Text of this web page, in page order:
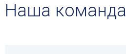
НАША КОМАНДА
Наша команда